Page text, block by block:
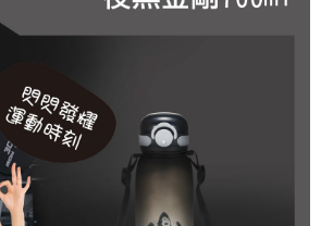
徵得法定代理人或監護人之同意方可使用
未經同意申辦者引起之損失，本公司不負相關責
；若仍有額度不足之情形，本公司將視審查結果
或使用他人資訊註冊。若發現惡意使用之情形，
權停止該用戶之使用額度並採取法律行動。